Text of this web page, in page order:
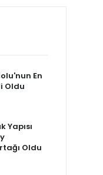
En
Oldu
Yapısı
Oldu